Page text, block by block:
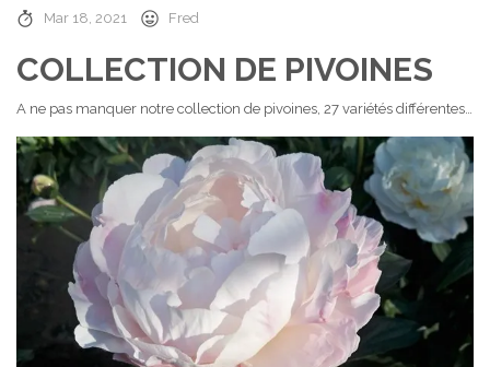
Mar 18, 2021 Fred
COLLECTION DE PIVOINES
A ne pas manquer notre collection de pivoines, 27 variétés différentes…